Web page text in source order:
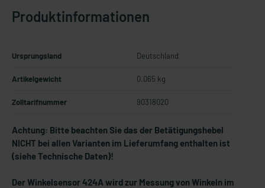
Produktinformationen
Ursprungsland Deutschland
Artikelgewicht 0.065 kg
Zolltarifnummer 90318020
Achtung: Bitte beachten Sie das der Betätigungshebel
NICHT bei allen Varianten im Lieferumfang enthalten ist
(siehe Technische Daten)!
Der Winkelsensor 424A wird zur Messung von Winkeln im